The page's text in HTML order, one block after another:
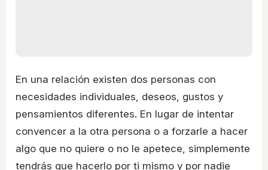
En una relación existen dos personas con
necesidades individuales, deseos, gustos y
pensamientos diferentes. En lugar de intentar
convencer a la otra persona o a forzarle a hacer
algo que no quiere o no le apetece, simplemente
tendrás que hacerlo por ti mismo y por nadie